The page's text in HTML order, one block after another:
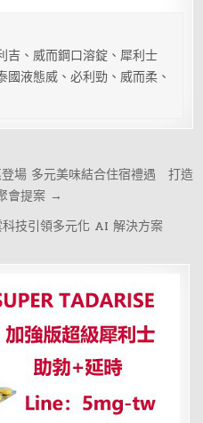
吉、威而鋼口溶錠、犀利士
液態威、必利勁、威而柔、
場 多元美味結合住宿禮遇 打造
會提案 →
技引領多元化 AI 解決方案